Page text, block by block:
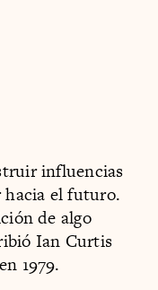
influencias
el futuro.
de algo
Ian Curtis
1979.